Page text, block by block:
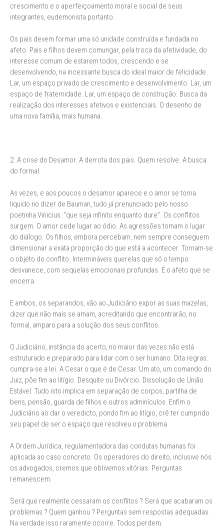
crescimento e o aperfeiçoamento moral e social de seus
integrantes, eudemonista portanto.
Os pais devem formar uma só unidade construída e fundada no
afeto. Pais e filhos devem comungar, pela troca da afetividade, do
interesse comum de estarem todos, crescendo e se
desenvolvendo, na incessante busca do ideal maior de felicidade.
Lar, um espaço privado de crescimento e desenvolvimento. Lar, um
espaço de fraternidade. Lar, um espaço de construção. Busca da
realização dos interesses afetivos e existenciais. O desenho de
uma nova família, mais humana.
2. A crise do Desamor. A derrota dos pais. Quem resolve. A busca
do formal.
As vezes, e aos poucos o desamor aparece e o amor se torna
liquido no dizer de Bauman, tudo já prenunciado pelo nosso
poetinha Vinicius: “que seja infinito enquanto dure”. Os conflitos
surgem. O amor cede lugar ao ódio. As agressões tomam o lugar
do diálogo. Os filhos, embora percebam, nem sempre conseguem
dimensionar a exata proporção do que está a acontecer. Tornam-se
o objeto do conflito. Intermináveis querelas que só o tempo
desvanece, com seqüelas emocionais profundas. É o afeto que se
encerra.
E ambos, os separandos, vão ao Judiciário expor as suas mazelas,
dizer que não mais se amam, acreditando que encontrarão, no
formal, amparo para a solução dos seus conflitos.
O Judiciário, instância do acerto, no maior das vezes não está
estruturado e preparado para lidar com o ser humano. Dita regras:
cumpra-se a lei. A Cesar o que é de Cesar. Um ato, um comando do
Juiz, põe fim ao litígio. Desquite ou Divórcio. Dissolução de União
Estável. Tudo isto implica em separação de corpos, partilha de
bens, pensão, guarda de filhos e outros adminículos. Enfim o
Judiciário ao dar o veredicto, pondo fim ao litígio, crê ter cumprido
seu papel de ser o espaço que resolveu o problema.
A Ordem Jurídica, regulamentadora das condutas humanas foi
aplicada ao caso concreto. Os operadores do direito, inclusive nós
os advogados, cremos que obtivemos vitórias. Perguntas
remanescem.
Será que realmente cessaram os conflitos ? Será que acabaram os
problemas ? Quem ganhou ? Perguntas sem respostas adequadas.
Na verdade isso raramente ocorre. Todos perdem.